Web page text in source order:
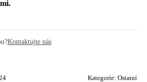
Kontaktujte nás
Kategorie: Ostatní